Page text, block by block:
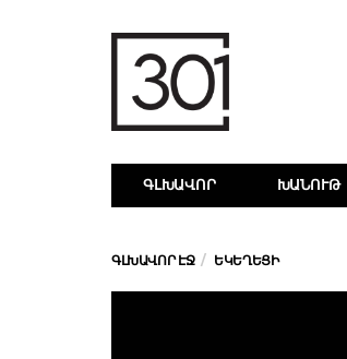
ԳԼԽԱՎՈՐ ԽԱՆՈՒԹ
ԳԼԽԱՎՈՐ ԷՋ ԵԿԵՂԵՑԻ